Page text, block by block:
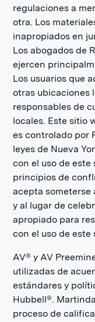
regulaciones a
otra. Los
inapropiados en
Los abogados de
ejercen
Los usuarios que
otras ubicaciones
responsables de
locales. Este sitio
es controlado por
leyes de Nueva
con el uso de
principios de
acepta someterse
y al lugar de
apropiado para
con el uso de este
AV® y AV
utilizadas de
estándares y
Hubbell®.
proceso de